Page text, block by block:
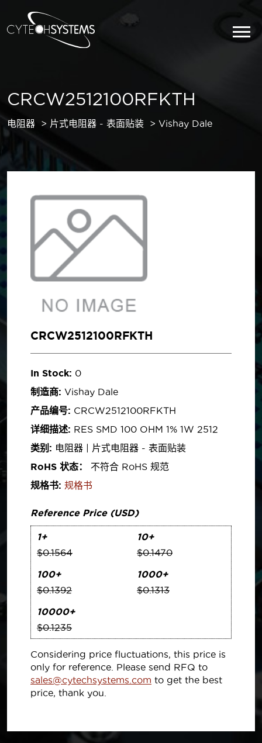
CRCW2512100RFKTH
电阻器 片式电阻器 - 表面贴装 Vishay Dale
CRCW2512100RFKTH
In Stock: 0
制造商: Vishay Dale
产品编号: CRCW2512100RFKTH
详细描述: RES SMD 100 OHM 1% 1W 2512
类别: 电阻器 | 片式电阻器 - 表面贴装
RoHS 状态：
不符合 RoHS 规范
规格书: 规格书
Reference Price (USD)
1+
$0.1564
10+
$0.1470
100+
$0.1392
1000+
$0.1313
10000+
$0.1235
Considering price fluctuations, this price is
only for reference. Please send RFQ to
sales@cytechsystems.com to get the best
price, thank you.